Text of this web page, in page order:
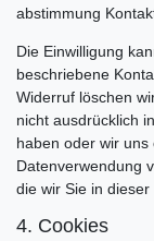
abstimmung
Die Einwilligung
beschriebene
Widerruf löschen
nicht ausdrücklich
haben oder wir
Datenverwendung
die wir Sie in dieser
4. Cookies